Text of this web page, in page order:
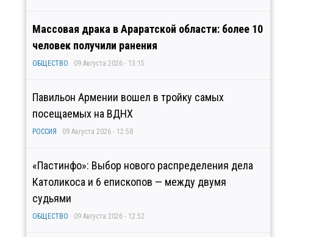
Массовая драка в Араратской области: более 10
человек получили ранения
ОБЩЕСТВО 09 Августа 2026 - 13:15
Павильон Армении вошел в тройку самых
посещаемых на ВДНХ
РОССИЯ 09 Августа 2026 - 12:58
«Пастинфо»: Выбор нового распределения дела
Католикоса и 6 епископов — между двумя
судьями
ОБЩЕСТВО 09 Августа 2026 - 12:52